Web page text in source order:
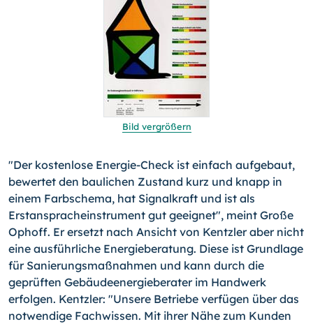
Bild vergrößern
"Der kostenlose Energie-Check ist einfach aufgebaut,
bewertet den baulichen Zustand kurz und knapp in
einem Farbschema, hat Signalkraft und ist als
Erstanspracheinstrument gut geeignet", meint Große
Ophoff. Er ersetzt nach Ansicht von Kentzler aber nicht
eine ausführliche Energieberatung. Diese ist Grundlage
für Sanierungsmaßnahmen und kann durch die
geprüften Gebäudeenergieberater im Handwerk
erfolgen. Kentzler: "Unsere Betriebe verfügen über das
notwendige Fachwissen. Mit ihrer Nähe zum Kunden